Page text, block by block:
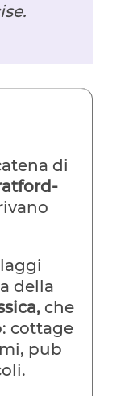
di
della
che
cottage
pub